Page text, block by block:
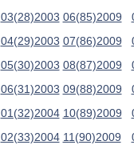
03(28)2003
04(29)2003
05(30)2003
06(31)2003
01(32)2004
02(33)2004
06(85)2009
07(86)2009
08(87)2009
09(88)2009
10(89)2009
11(90)2009